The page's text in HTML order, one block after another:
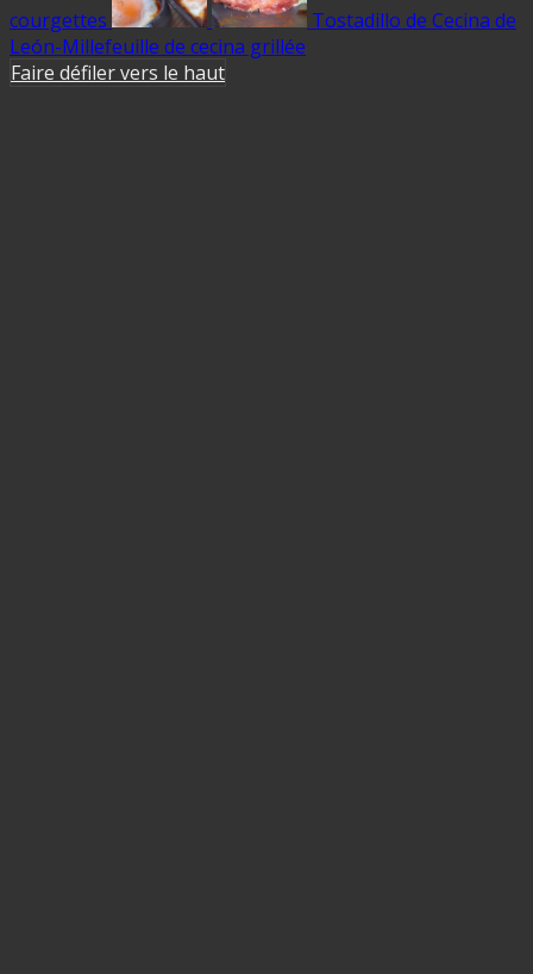
courgettes
Tostadillo de Cecina de
León-Millefeuille de cecina grillée
Faire défiler vers le haut